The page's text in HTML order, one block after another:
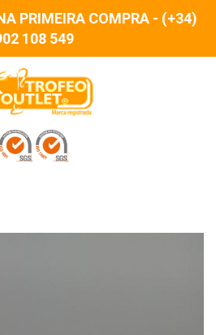
PRIMEIRA COMPRA - (+34)
108 549